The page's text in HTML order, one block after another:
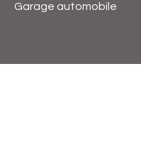
Garage automobile